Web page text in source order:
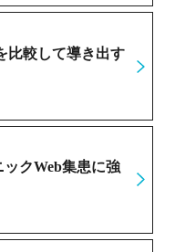
比較して導き出す
ックWeb集患に強